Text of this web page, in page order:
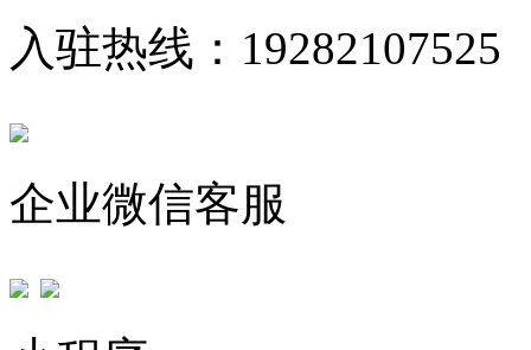
入驻热线：19282107525
企业微信客服